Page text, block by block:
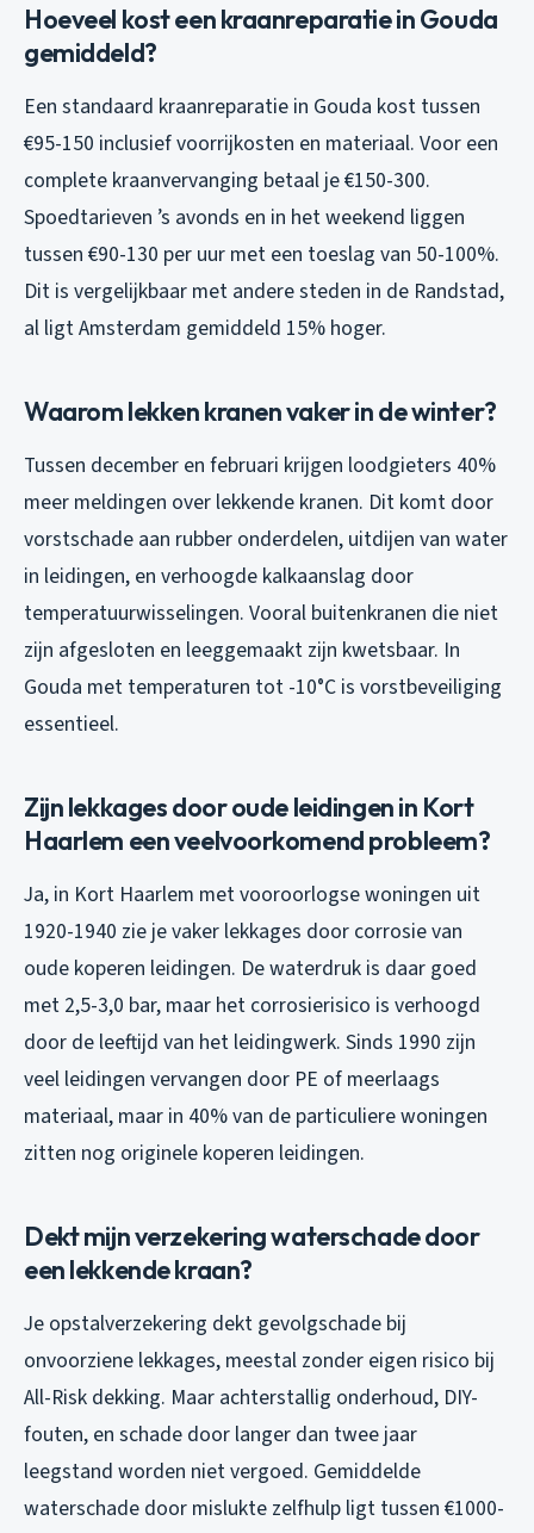
Hoeveel kost een kraanreparatie in Gouda
gemiddeld?
Een standaard kraanreparatie in Gouda kost tussen
€95-150 inclusief voorrijkosten en materiaal. Voor een
complete kraanvervanging betaal je €150-300.
Spoedtarieven ’s avonds en in het weekend liggen
tussen €90-130 per uur met een toeslag van 50-100%.
Dit is vergelijkbaar met andere steden in de Randstad,
al ligt Amsterdam gemiddeld 15% hoger.
Waarom lekken kranen vaker in de winter?
Tussen december en februari krijgen loodgieters 40%
meer meldingen over lekkende kranen. Dit komt door
vorstschade aan rubber onderdelen, uitdijen van water
in leidingen, en verhoogde kalkaanslag door
temperatuurwisselingen. Vooral buitenkranen die niet
zijn afgesloten en leeggemaakt zijn kwetsbaar. In
Gouda met temperaturen tot -10°C is vorstbeveiliging
essentieel.
Zijn lekkages door oude leidingen in Kort
Haarlem een veelvoorkomend probleem?
Ja, in Kort Haarlem met vooroorlogse woningen uit
1920-1940 zie je vaker lekkages door corrosie van
oude koperen leidingen. De waterdruk is daar goed
met 2,5-3,0 bar, maar het corrosierisico is verhoogd
door de leeftijd van het leidingwerk. Sinds 1990 zijn
veel leidingen vervangen door PE of meerlaags
materiaal, maar in 40% van de particuliere woningen
zitten nog originele koperen leidingen.
Dekt mijn verzekering waterschade door
een lekkende kraan?
Je opstalverzekering dekt gevolgschade bij
onvoorziene lekkages, meestal zonder eigen risico bij
All-Risk dekking. Maar achterstallig onderhoud, DIY-
fouten, en schade door langer dan twee jaar
leegstand worden niet vergoed. Gemiddelde
waterschade door mislukte zelfhulp ligt tussen €1000-